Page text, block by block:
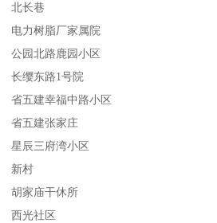
北长巷
电力树脂厂家属院
公园北路鹿园小区
长缨东路1号院
省五建幸福中路小区
省五建张家庄
星辰三府湾小区
新村
胡家庙干休所
西光社区